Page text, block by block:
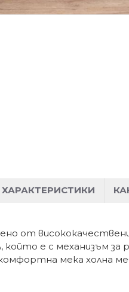
ХАРАКТЕРИСТИКИ
от
е с механизъм за
мека холна